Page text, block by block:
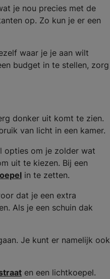
je nou precies met de
op. Zo kun je er een
waar je je aan wilt
budget in te stellen, zorg
donker uit komt te zien.
van licht in een kamer.
opties om je zolder wat
uit te kiezen. Bij een
in te zetten.
dat je een extra
Als je een schuin dak
Je kunt er namelijk ook
en een lichtkoepel.